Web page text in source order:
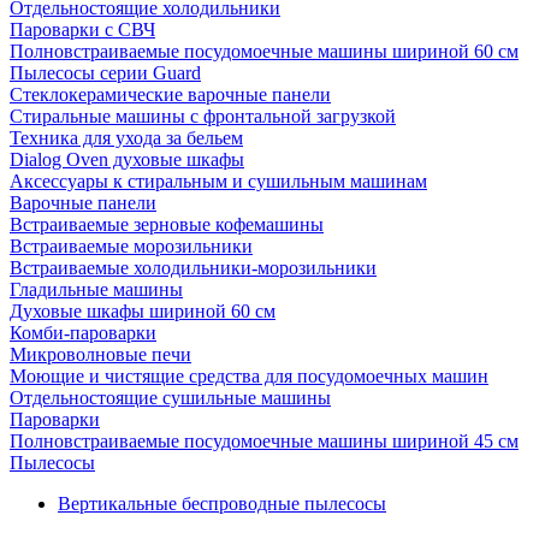
Отдельностоящие холодильники
Пароварки с СВЧ
Полновстраиваемые посудомоечные машины шириной 60 см
Пылесосы серии Guard
Стеклокерамические варочные панели
Стиральные машины с фронтальной загрузкой
Техника для ухода за бельем
Dialog Oven духовые шкафы
Аксессуары к стиральным и сушильным машинам
Варочные панели
Встраиваемые зерновые кофемашины
Встраиваемые морозильники
Встраиваемые холодильники-морозильники
Гладильные машины
Духовые шкафы шириной 60 см
Комби-пароварки
Микроволновые печи
Моющие и чистящие средства для посудомоечных машин
Отдельностоящие сушильные машины
Пароварки
Полновстраиваемые посудомоечные машины шириной 45 см
Пылесосы
Вертикальные беспроводные пылесосы